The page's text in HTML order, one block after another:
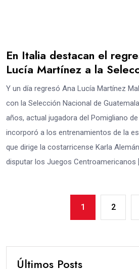
En Italia destacan el
Lucía Martínez a la
Y un día regresó Ana Lucía Martínez
con la Selección Nacional de
años, actual jugadora del Pomigliano
incorporó a los entrenamientos de la
que dirige la costarricense Karla
disputar los Juegos Centroamericanos
1 2
Últimos Posts